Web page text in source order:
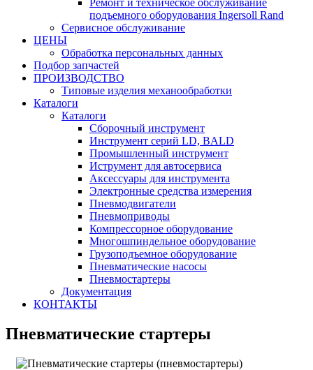
Ремонт и техническое обслуживание
подъемного оборудования Ingersoll Rand
Сервисное обслуживание
ЦЕНЫ
Обработка персональных данных
Подбор запчастей
ПРОИЗВОДСТВО
Типовые изделия механообработки
Каталоги
Каталоги
Сборочный инструмент
Инструмент серий LD, BALD
Промышленный инструмент
Иструмент для автосервиса
Аксессуары для инструмента
Электронные средства измерения
Пневмодвигатели
Пневмоприводы
Компрессорное оборудование
Многошпиндельное оборудование
Грузоподъемное оборудование
Пневматические насосы
Пневмостартеры
Документация
КОНТАКТЫ
Пневматические стартеры